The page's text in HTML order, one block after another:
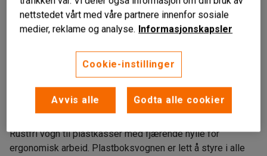
Fjærende hylle
Rustfri vogn til plastkasser med fjærende hylle for
ergonomisk arbeid. Plastboksvognen er lett å styre i alle
nettstedet vårt med våre partnere innenfor sosiale
medier, reklame og analyse. Informasjonskapsler
Cookie-instillinger
Avvis alle Godta alle cookier